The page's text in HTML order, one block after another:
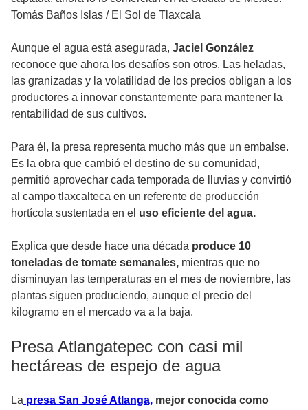
Tomás Baños Islas / El Sol de Tlaxcala
Aunque el agua está asegurada, Jaciel González
reconoce que ahora los desafíos son otros. Las heladas,
las granizadas y la volatilidad de los precios obligan a los
productores a innovar constantemente para mantener la
rentabilidad de sus cultivos.
Para él, la presa representa mucho más que un embalse.
Es la obra que cambió el destino de su comunidad,
permitió aprovechar cada temporada de lluvias y convirtió
al campo tlaxcalteca en un referente de producción
hortícola sustentada en el uso eficiente del agua.
Explica que desde hace una década produce 10
toneladas de tomate semanales, mientras que no
disminuyan las temperaturas en el mes de noviembre, las
plantas siguen produciendo, aunque el precio del
kilogramo en el mercado va a la baja.
Presa Atlangatepec con casi mil
hectáreas de espejo de agua
La presa San José Atlanga, mejor conocida como